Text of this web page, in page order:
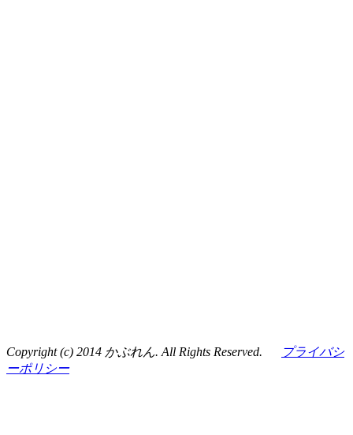
Copyright (c) 2014 かぶれん. All Rights Reserved.
プライバシ
ーポリシー